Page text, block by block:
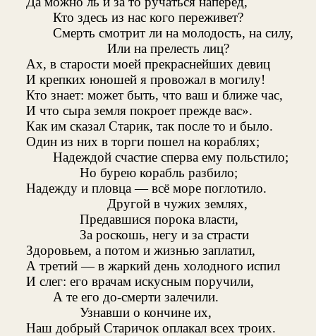
Кто здесь из нас кого переживет?
Смерть смотрит ли на молодость, на силу,
Или на прелесть лиц?
Ах, в старости моей прекраснейших девиц
И крепких юношей я провожал в могилу!
Кто знает: может быть, что ваш и ближе час,
И что сыра земля покроет прежде вас».
Как им сказал Старик, так после то и было.
Один из них в торги пошел на кораблях;
Надеждой счастие сперва ему польстило;
Но бурею корабль разбило;
Надежду и пловца — всё море поглотило.
Другой в чужих землях,
Предавшися порока власти,
За роскошь, негу и за страсти
Здоровьем, а потом и жизнью заплатил,
А третий — в жаркий день холодного испил
И слег: его врачам искусным поручили,
А те его до-смерти залечили.
Узнавши о кончине их,
Наш добрый Старичок оплакал всех троих.